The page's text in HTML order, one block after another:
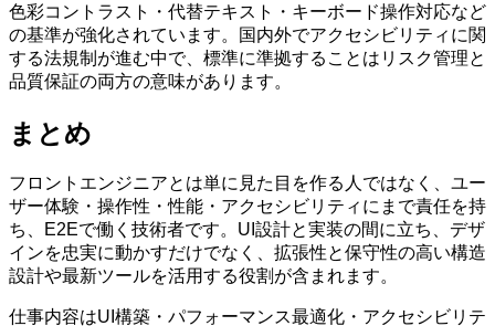
色彩コントラスト・代替テキスト・キーボード操作対応など
の基準が強化されています。国内外でアクセシビリティに関
する法規制が進む中で、標準に準拠することはリスク管理と
品質保証の両方の意味があります。
まとめ
フロントエンジニアとは単に見た目を作る人ではなく、ユー
ザー体験・操作性・性能・アクセシビリティにまで責任を持
ち、E2Eで働く技術者です。UI設計と実装の間に立ち、デザ
インを忠実に動かすだけでなく、拡張性と保守性の高い構造
設計や最新ツールを活用する役割が含まれます。
仕事内容はUI構築・パフォーマンス最適化・アクセシビリテ